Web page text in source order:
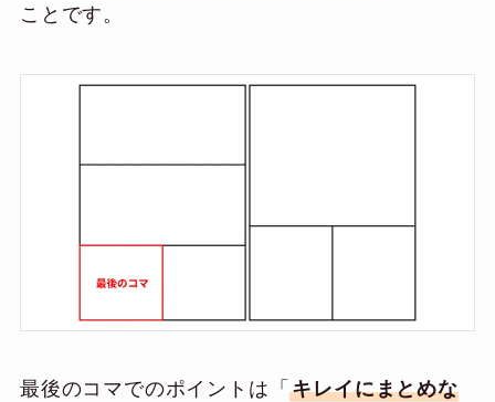
ことです。
最後のコマでのポイントは「キレイにまとめな